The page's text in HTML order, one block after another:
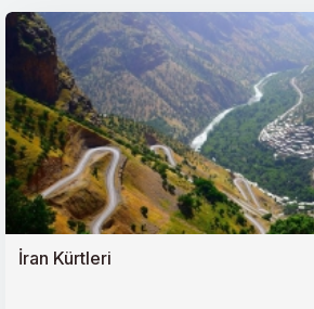
Mülteciler
Rusya Afrika Kıtasına Geri Dönüyor
DAEŞin yeni adresi Afrika mı?
Ortadoğuda sistem karşıtı gösteriler
İran Kürtleri